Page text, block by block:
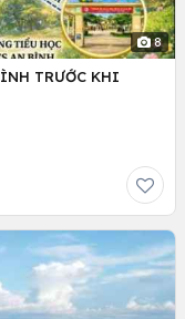
8
TRƯỚC KHI